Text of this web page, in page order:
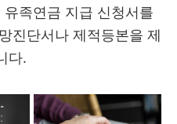
족연금 지급 신청서를
진단서나 제적등본을 제
다.